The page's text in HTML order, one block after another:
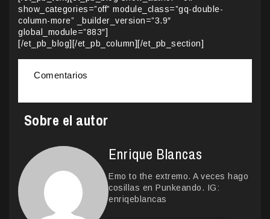
show_categories=”off” module_class=”gq-double-
column-more” _builder_version=”3.9″
global_module=”883″]
[/et_pb_blog][/et_pb_column][/et_pb_section]
Comentarios
Sobre el autor
Enrique Blancas
Emo to the extremo. A veces hago
cosillas en Punkeando. IG:
enriqeblancas